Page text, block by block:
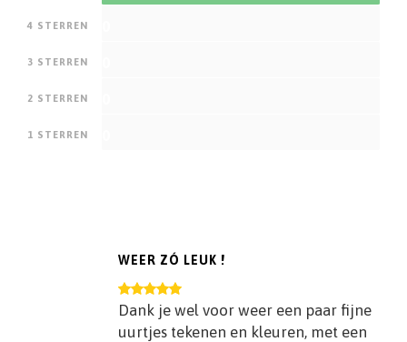
4 STERREN
3 STERREN
2 STERREN
1 STERREN
WEER ZÓ LEUK !
Dank je wel voor weer een paar fijne
uurtjes tekenen en kleuren, met een